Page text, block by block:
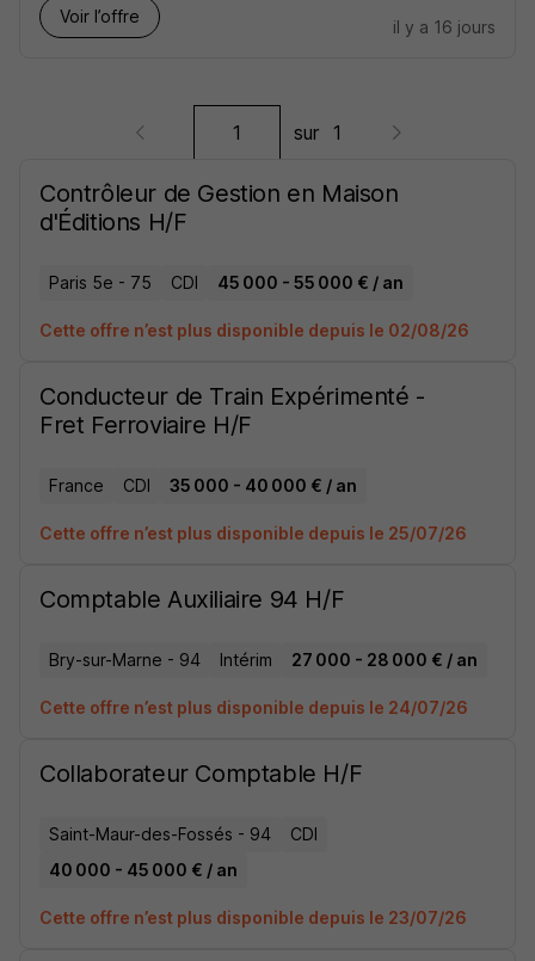
Voir l’offre
il y a 16 jours
sur 1
Contrôleur de Gestion en Maison
d'Éditions H/F
Paris 5e - 75 CDI 45 000 - 55 000 € / an
Cette offre n’est plus disponible depuis le 02/08/26
Conducteur de Train Expérimenté -
Fret Ferroviaire H/F
France CDI 35 000 - 40 000 € / an
Cette offre n’est plus disponible depuis le 25/07/26
Comptable Auxiliaire 94 H/F
Bry-sur-Marne - 94 Intérim 27 000 - 28 000 € / an
Cette offre n’est plus disponible depuis le 24/07/26
Collaborateur Comptable H/F
Saint-Maur-des-Fossés - 94
CDI
40 000 - 45 000 € / an
Cette offre n’est plus disponible depuis le 23/07/26